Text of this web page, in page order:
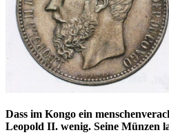
Dass im Kongo ein
Leopold II. wenig. Seine Münzen